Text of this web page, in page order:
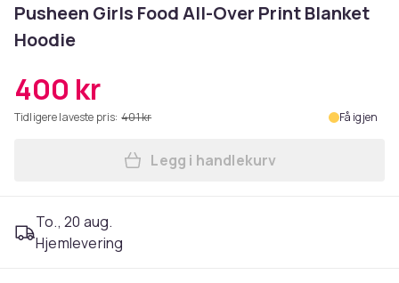
Pusheen Girls Food All-Over Print Blanket
Hoodie
400 kr
Tidligere laveste pris: 401 kr Få igjen
Legg Pusheen Girls Food
Legg i handlekurv
To., 20 aug.
Hjemlevering